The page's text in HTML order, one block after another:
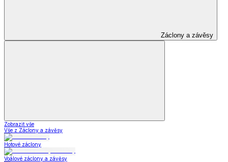
Záclony a závěsy
Zobrazit vše
Vše z Záclony a závěsy
Hotové záclony
Voálové záclony a závěsy